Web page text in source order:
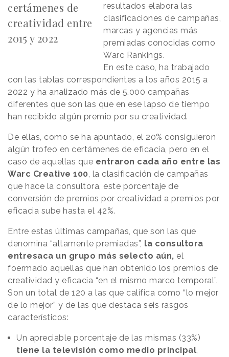
certámenes de
creatividad entre
2015 y 2022
resultados elabora las
clasificaciones de campañas,
marcas y agencias más
premiadas conocidas como
Warc Rankings.
En este caso, ha trabajado
con las tablas correspondientes a los años 2015 a
2022 y ha analizado más de 5.000 campañas
diferentes que son las que en ese lapso de tiempo
han recibido algún premio por su creatividad.
De ellas, como se ha apuntado, el 20% consiguieron
algún trofeo en certámenes de eficacia, pero en el
caso de aquellas que entraron cada año entre las
Warc Creative 100, la clasificación de campañas
que hace la consultora, este porcentaje de
conversión de premios por creatividad a premios por
eficacia sube hasta el 42%.
Entre estas últimas campañas, que son las que
denomina “altamente premiadas”, la consultora
entresaca un grupo más selecto aún, el
foermado aquellas que han obtenido los premios de
creatividad y eficacia “en el mismo marco temporal”.
Son un total de 120 a las que califica como “lo mejor
de lo mejor” y de las que destaca seis rasgos
característicos:
Un apreciable porcentaje de las mismas (33%)
tiene la televisión como medio principal,